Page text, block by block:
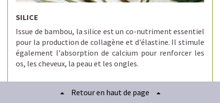
SILICE
Issue de bambou, la silice est un co-nutriment essentiel
pour la production de collagène et d'élastine. Il stimule
également l'absorption de calcium pour renforcer les
os, les cheveux, la peau et les ongles.
Retour en haut de page